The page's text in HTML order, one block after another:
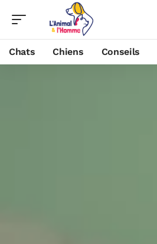
Chats Chiens Conseils